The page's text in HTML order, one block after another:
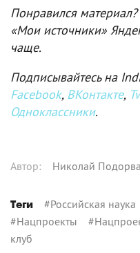
Понравился материал?
«Мои источники»
чаще.
Подписывайтесь на
Facebook, ВКонтакте,
Одноклассники.
Автор: Николай
Теги #Российская наука
#Нацпроекты #
клуб